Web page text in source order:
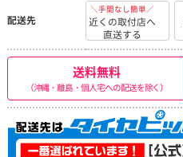
配送先
＼手間なし簡単／
近くの取付店へ
直送する
送料無料
（沖縄・離島・個人宅への配送を除く）